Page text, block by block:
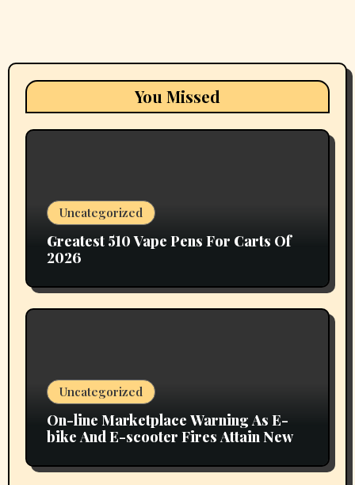
You Missed
Uncategorized
Greatest 510 Vape Pens For Carts Of
2026
Uncategorized
On-line Marketplace Warning As E-
bike And E-scooter Fires Attain New